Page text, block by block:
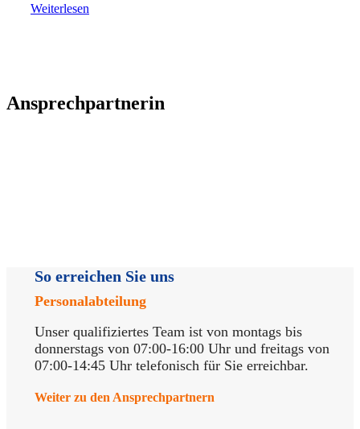
Weiterlesen
Ansprechpartnerin
So erreichen Sie uns
Personalabteilung
Unser qualifiziertes Team ist von montags bis
donnerstags von 07:00-16:00 Uhr und freitags von
07:00-14:45 Uhr telefonisch für Sie erreichbar.
Weiter zu den Ansprechpartnern